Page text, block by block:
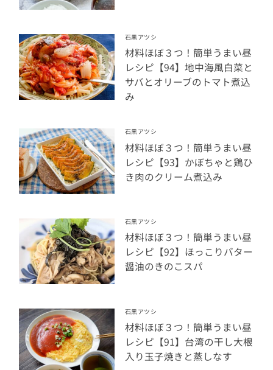
石黒アツシ
材料ほぼ３つ！簡単うまい昼
レシピ【94】地中海風白菜と
サバとオリーブのトマト煮込
み
石黒アツシ
材料ほぼ３つ！簡単うまい昼
レシピ【93】かぼちゃと鶏ひ
き肉のクリーム煮込み
石黒アツシ
材料ほぼ３つ！簡単うまい昼
レシピ【92】ほっこりバター
醤油のきのこスパ
石黒アツシ
材料ほぼ３つ！簡単うまい昼
レシピ【91】台湾の干し大根
入り玉子焼きと蒸しなす